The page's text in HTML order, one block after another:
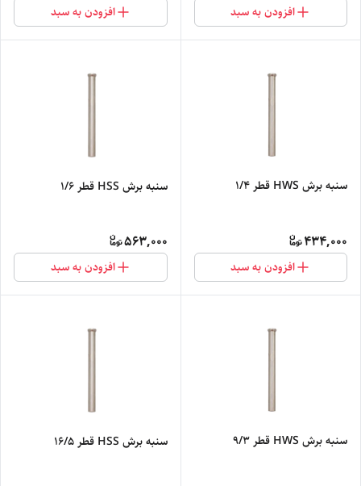
افزودن به سبد افزودن به سبد
سنبه برش HWS قطر 1/4
434,000
افزودن به سبد
سنبه برش HSS قطر 1/6
563,000
افزودن به سبد
سنبه برش HWS قطر 9/3 سنبه برش HSS قطر 16/5